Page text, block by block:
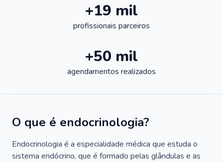
+19 mil
profissionais parceiros
+50 mil
agendamentos realizados
O que é endocrinologia?
Endocrinologia é a especialidade médica que estuda o
sistema endócrino, que é formado pelas glândulas e as